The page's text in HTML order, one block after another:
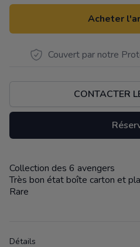
Acheter
Couvert par notre
CONTACTER
Description
Collection des 6 avengers
Très bon état boîte carton et
Rare
Détails